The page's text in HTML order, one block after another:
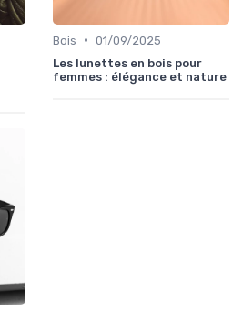
Bois • 01/09/2025
Les lunettes en bois pour
femmes : élégance et nature